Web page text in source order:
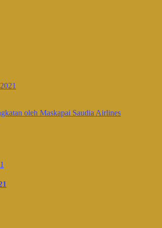
oleh Maskapai Saudia Airlines